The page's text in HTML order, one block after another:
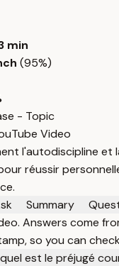
min
(95%)
- Topic
Video
l'autodiscipline et
réussir
Summary
Answers come
so you can
est le préjugé